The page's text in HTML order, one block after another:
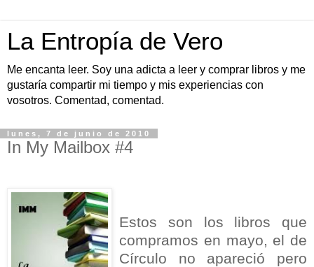
La Entropía de Vero
Me encanta leer. Soy una adicta a leer y comprar libros y me
gustaría compartir mi tiempo y mis experiencias con
vosotros. Comentad, comentad.
lunes, 7 de junio de 2010
In My Mailbox #4
Estos son los libros que
compramos en mayo, el de
Círculo no apareció pero